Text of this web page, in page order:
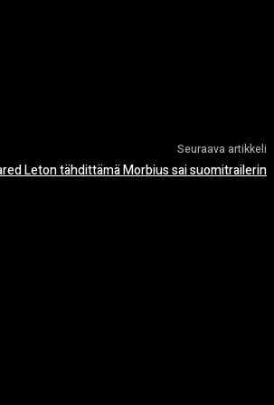
Seuraava artikkeli
Leton tähdittämä Morbius sai suomitrailerin